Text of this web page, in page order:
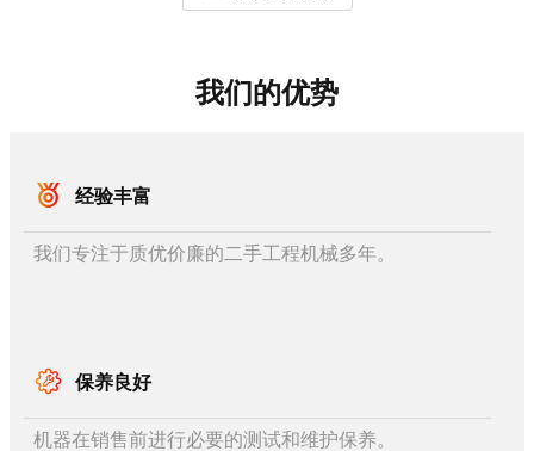
我们的优势
经验丰富
我们专注于质优价廉的二手工程机械多年。
保养良好
机器在销售前进行必要的测试和维护保养。